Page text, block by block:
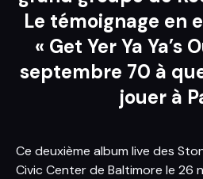
Le témoignage en
« Get Yer Ya Ya’s
septembre 70 à
jouer à
Ce deuxième album live des
Civic Center de Baltimore le 26